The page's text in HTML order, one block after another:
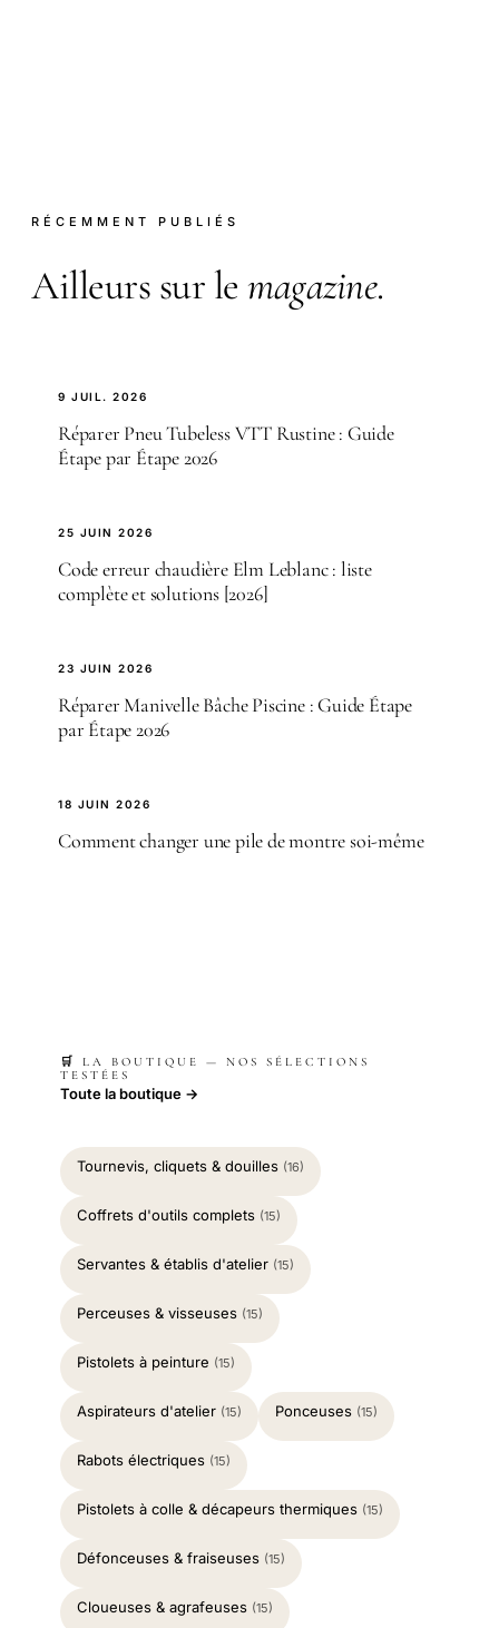
RÉCEMMENT PUBLIÉS
Ailleurs sur le magazine.
9 JUIL. 2026
Réparer Pneu Tubeless VTT Rustine : Guide
Étape par Étape 2026
25 JUIN 2026
Code erreur chaudière Elm Leblanc : liste
complète et solutions [2026]
23 JUIN 2026
Réparer Manivelle Bâche Piscine : Guide Étape
par Étape 2026
18 JUIN 2026
Comment changer une pile de montre soi-même
🛒 LA BOUTIQUE — NOS SÉLECTIONS
TESTÉES
Toute la boutique →
Tournevis, cliquets & douilles (16)
Coffrets d'outils complets (15)
Servantes & établis d'atelier (15)
Perceuses & visseuses (15)
Pistolets à peinture (15)
Aspirateurs d'atelier (15) Ponceuses (15)
Rabots électriques (15)
Pistolets à colle & décapeurs thermiques (15)
Défonceuses & fraiseuses (15)
Cloueuses & agrafeuses (15)